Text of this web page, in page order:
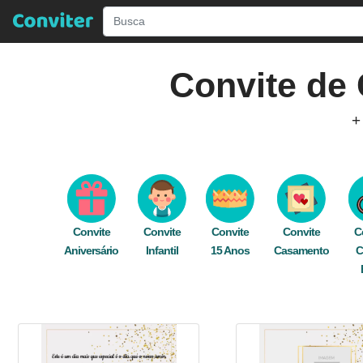
Convite de
editar gratuitamente e rapidamente online.
Envie seu convite digital de graça
dourado,brilho Glitter,bodas
Convite
Aniversário
Convite
Infantil
Convite
15 Anos
Convite
Casamento